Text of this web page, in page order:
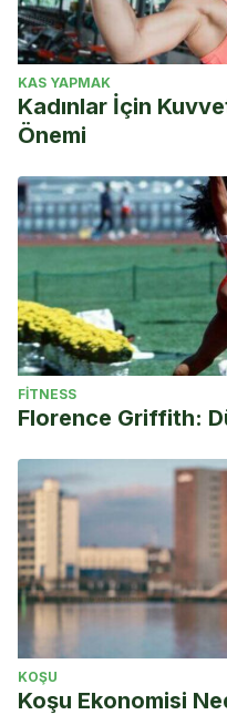
KAS YAPMAK
Kadınlar İçin
Önemi
FITNESS
Florence Griffith:
KOŞU
Koşu Ekonomisi